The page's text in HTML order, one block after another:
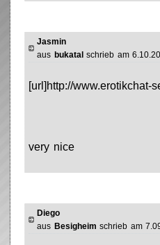
Jasmin
aus bukatal schrieb am
[url]http://www.erotikchat-
very nice
Diego
aus Besigheim schrieb am